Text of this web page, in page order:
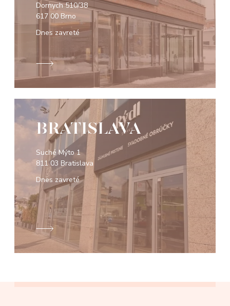
Dornych 510/38
617 00 Brno
Dnes zavreté
BRATISLAVA
Suché Mýto 1
811 03 Bratislava
Dnes zavreté